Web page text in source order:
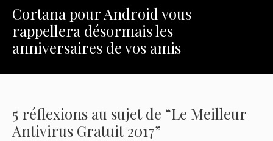
Cortana pour Android vous
rappellera désormais les
anniversaires de vos amis
5 réflexions au sujet de “Le Meilleur
Antivirus Gratuit 2017”